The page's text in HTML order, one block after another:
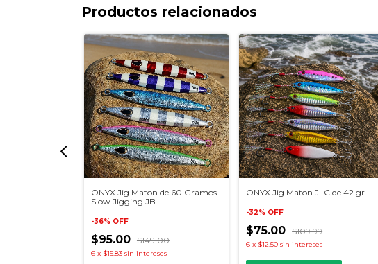
Productos relacionados
ONYX Jig Maton de 60 Gramos
Slow Jigging JB
-36% OFF
$95.00 $149.00
6 x $15.83 sin intereses
ONYX Jig Maton JLC de 42 gr
-32% OFF
$75.00 $109.99
6 x $12.50 sin intereses